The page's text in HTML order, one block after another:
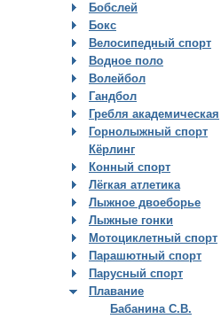
Бобслей
Бокс
Велосипедный спорт
Водное поло
Волейбол
Гандбол
Гребля академическая
Горнолыжный спорт
Кёрлинг
Конный спорт
Лёгкая атлетика
Лыжное двоеборье
Лыжные гонки
Мотоциклетный спорт
Парашютный спорт
Парусный спорт
Плавание
Бабанина С.В.